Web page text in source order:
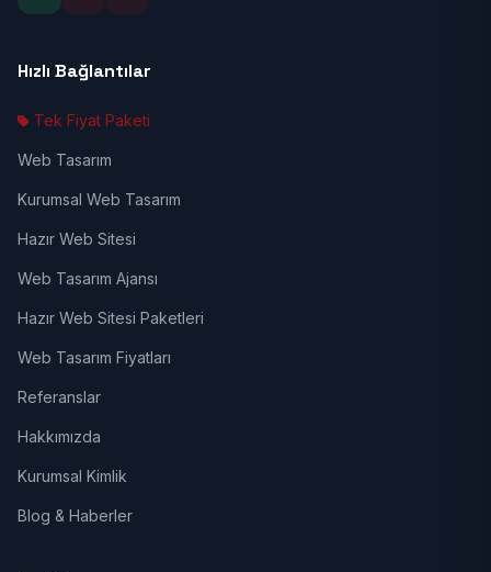
Hızlı Bağlantılar
Tek Fiyat Paketi
Web Tasarım
Kurumsal Web Tasarım
Hazır Web Sitesi
Web Tasarım Ajansı
Hazır Web Sitesi Paketleri
Web Tasarım Fiyatları
Referanslar
Hakkımızda
Kurumsal Kimlik
Blog & Haberler